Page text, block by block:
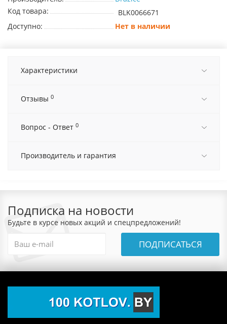
Код товара:
BLK0066671
Доступно:
Нет в наличии
Характеристики
Отзывы 0
Вопрос - Ответ 0
Производитель и гарантия
Подписка на новости
Будьте в курсе новых акций и спецпредложений!
ПОДПИСАТЬСЯ